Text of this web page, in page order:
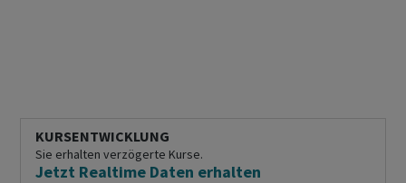
KURSENTWICKLUNG
Sie erhalten verzögerte Kurse.
Jetzt Realtime Daten erhalten